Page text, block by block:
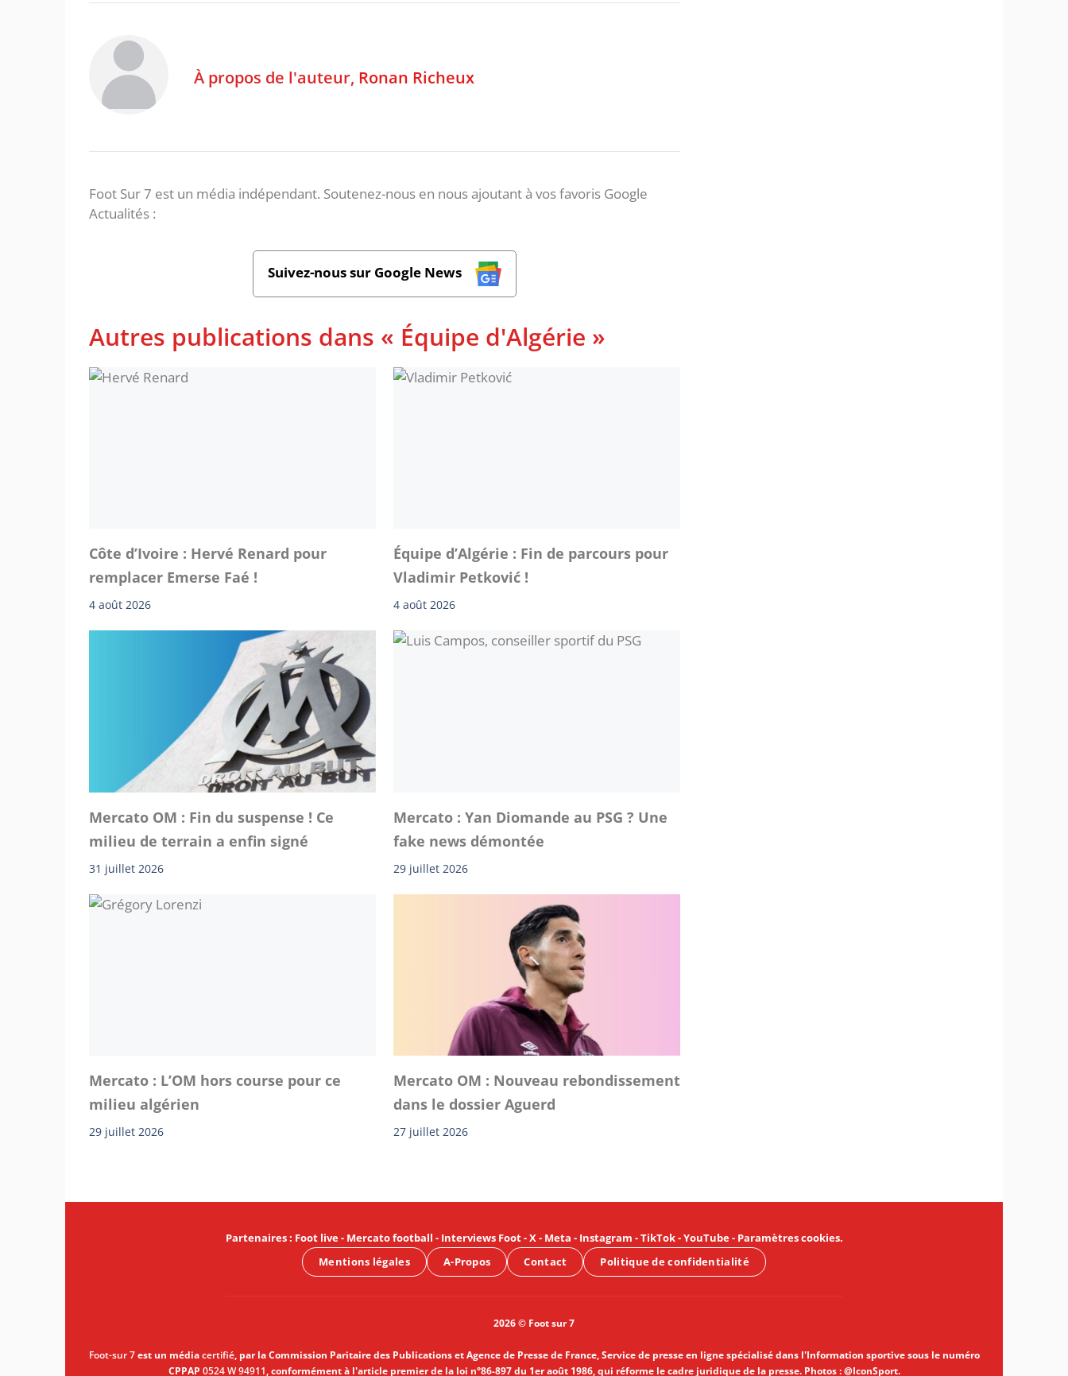
À propos de l'auteur, Ronan Richeux
Foot Sur 7 est un média indépendant. Soutenez-nous en nous ajoutant à vos favoris Google
Actualités :
Suivez-nous sur Google News
Autres publications dans « Équipe d'Algérie »
Côte d’Ivoire : Hervé Renard pour
remplacer Emerse Faé !
4 août 2026
Équipe d’Algérie : Fin de parcours pour
Vladimir Petković !
4 août 2026
Mercato OM : Fin du suspense ! Ce
milieu de terrain a enfin signé
31 juillet 2026
Mercato : Yan Diomande au PSG ? Une
fake news démontée
29 juillet 2026
Mercato : L’OM hors course pour ce
milieu algérien
29 juillet 2026
Mercato OM : Nouveau rebondissement
dans le dossier Aguerd
27 juillet 2026
Partenaires: Foot live- Mercato football - Interviews Foot-X- Meta - Instagram -TikTok-YouTube- Paramètres cookies.
Mentions légales
A-Propos Contact Politique de confidentialité
2026 © Foot sur 7
Foot-sur 7est un médiacertifié, par la Commission Paritaire des Publications et Agence de Presse de France, Service de presse en ligne spécialisé dans l'Information sportive sous le numéro
CPPAP 0524 W 94911, conformément à l'article premier de la loi n°86-897 du 1er août 1986, qui réforme le cadre juridique de la presse. Photos : @IconSport.